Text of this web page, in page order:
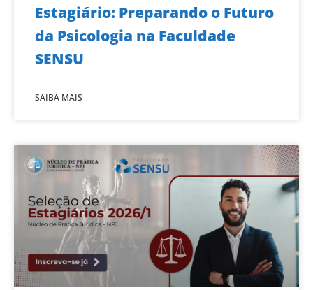
Estagiário: Preparando o Futuro
da Psicologia na Faculdade
SENSU
SAIBA MAIS